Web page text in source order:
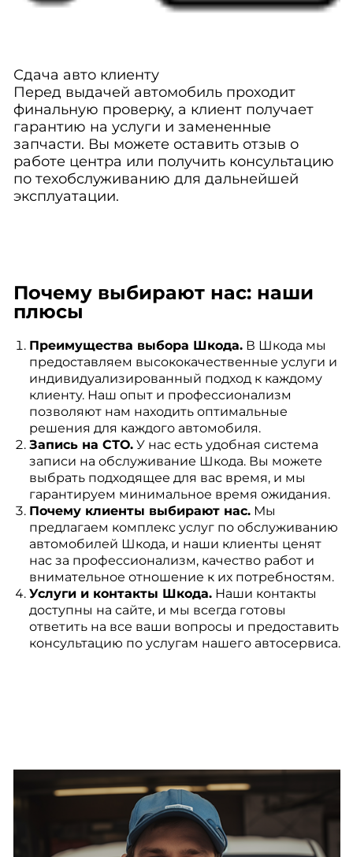
Сдача авто клиенту
Перед выдачей автомобиль проходит
финальную проверку, а клиент получает
гарантию на услуги и замененные
запчасти. Вы можете оставить отзыв о
работе центра или получить консультацию
по техобслуживанию для дальнейшей
эксплуатации.
Почему выбирают нас: наши
плюсы
Преимущества выбора Шкода.В Шкода мы
предоставляем высококачественные услуги и
индивидуализированный подход к каждому
клиенту. Наш опыт и профессионализм
позволяют нам находить оптимальные
решения для каждого автомобиля.
Запись на СТО.У нас есть удобная система
записи на обслуживание Шкода. Вы можете
выбрать подходящее для вас время, и мы
гарантируем минимальное время ожидания.
Почему клиенты выбирают нас.Мы
предлагаем комплекс услуг по обслуживанию
автомобилей Шкода, и наши клиенты ценят
нас за профессионализм, качество работ и
внимательное отношение к их потребностям.
Услуги и контакты Шкода.Наши контакты
доступны на сайте, и мы всегда готовы
ответить на все ваши вопросы и предоставить
консультацию по услугам нашего автосервиса.